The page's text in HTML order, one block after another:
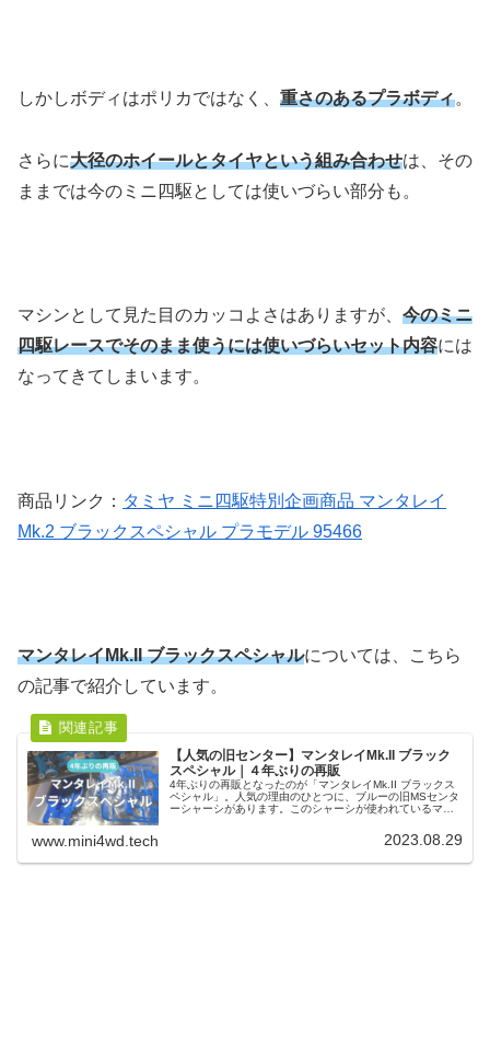
しかしボディはポリカではなく、 重さのあるプラボディ。
さらに大径のホイールとタイヤという組み合わせは、その
ままでは今のミニ四駆としては使いづらい部分も。
マシンとして見た目のカッコよさはありますが、 今のミニ
四駆レースでそのまま使うには使いづらいセット内容には
なってきてしまいます。
商品リンク： タミヤ ミニ四駆特別企画商品 マンタレイ
Mk.2 ブラックスペシャル プラモデル 95466
マンタレイMk.II ブラックスペシャルについては、こちら
の記事で紹介しています。
【人気の旧センター】マンタレイMk.II ブラック
スペシャル｜４年ぶりの再販
4年ぶりの再販となったのが「マンタレイMk.II ブラックス
ペシャル」。人気の理由のひとつに、ブルーの旧MSセンタ
ーシャーシがあります。このシャーシが使われているマシ
www.mini4wd.tech 2023.08.29